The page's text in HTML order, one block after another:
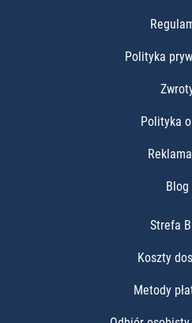
Polityka
Polityka
Blog
Strefa
Koszty
Metody